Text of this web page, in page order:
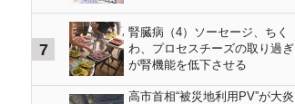
7
腎臓病（4）ソーセージ、ちく
わ、プロセスチーズの取り過ぎ
が腎機能を低下させる
高市首相“被災地利用PV”が大炎